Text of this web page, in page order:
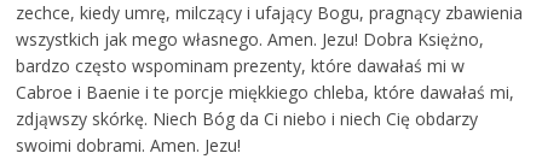
zechce, kiedy umrę, milczący i ufający Bogu, pragnący zbawienia
wszystkich jak mego własnego. Amen. Jezu! Dobra Księżno,
bardzo często wspominam prezenty, które dawałaś mi w
Cabroe i Baenie i te porcje miękkiego chleba, które dawałaś mi,
zdjąwszy skórkę. Niech Bóg da Ci niebo i niech Cię obdarzy
swoimi dobrami. Amen. Jezu!